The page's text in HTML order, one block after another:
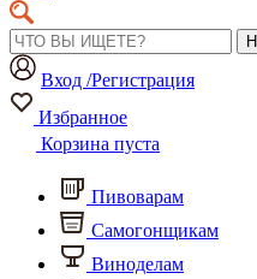
Вход /Регистрация
Избранное
Корзина пуста
Пивоварам
Самогонщикам
Виноделам